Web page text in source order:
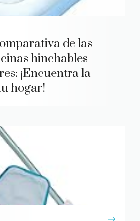
de las
hinchables
¡Encuentra la
hogar!